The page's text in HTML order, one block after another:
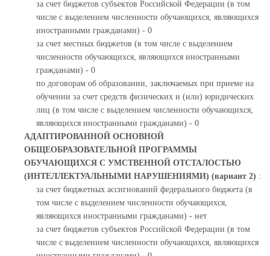
за счет бюджетов субъектов Российской Федерации (в том
числе с выделением численности обучающихся, являющихся
иностранными гражданами) - 0
за счет местных бюджетов (в том числе с выделением
численности обучающихся, являющихся иностранными
гражданами) - 0
по договорам об образовании, заключаемых при приеме на
обучении за счет средств физических и (или) юридических
лиц (в том числе с выделением численности обучающихся,
являющихся иностранными гражданами) - 0
АДАПТИРОВАННОЙ ОСНОВНОЙ
ОБЩЕОБРАЗОВАТЕЛЬНОЙ ПРОГРАММЫ
ОБУЧАЮЩИХСЯ С УМСТВЕННОЙ ОТСТАЛОСТЬЮ
(ИНТЕЛЛЕКТУАЛЬНЫМИ НАРУШЕНИЯМИ) (вариант 2) :
за счет бюджетных ассигнований федерального бюджета (в
том числе с выделением численности обучающихся,
являющихся иностранными гражданами) - нет
за счет бюджетов субъектов Российской Федерации (в том
числе с выделением численности обучающихся, являющихся